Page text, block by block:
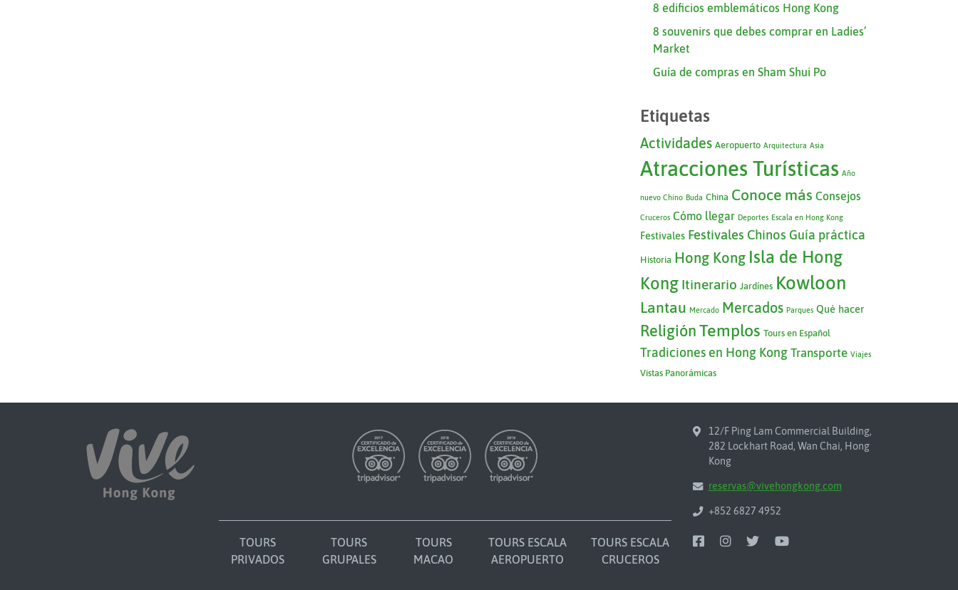
8 edificios emblemáticos Hong Kong
8 souvenirs que debes comprar en Ladies’
Market
Guía de compras en Sham Shui Po
Etiquetas
Actividades Aeropuerto Arquitectura Asia
Atracciones Turísticas Año
nuevo Chino Buda China Conoce más Consejos
Cruceros Cómo llegar Deportes Escala en Hong Kong
Festivales Festivales Chinos Guía práctica
Historia Hong Kong Isla de Hong
Kong Itinerario Jardínes Kowloon
Lantau Mercado Mercados Parques Qué hacer
Religión Templos Tours en Español
Tradiciones en Hong Kong Transporte Viajes
Vistas Panorámicas
TOURS
PRIVADOS
TOURS
GRUPALES
TOURS
MACAO
TOURS ESCALA
AEROPUERTO
TOURS ESCALA
CRUCEROS
12/F Ping Lam Commercial Building,
282 Lockhart Road, Wan Chai, Hong
Kong
reservas@vivehongkong.com
+852 6827 4952